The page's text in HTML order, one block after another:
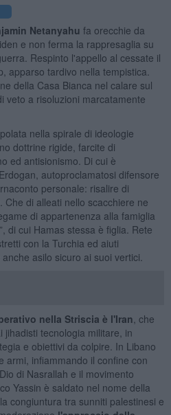
Netanyahu fa orecchie da
e non ferma la rappresaglia su
Respinto l'appello al cessate il
apparso tardivo nella tempistica.
della Casa Bianca nel calare sul
veto a risoluzioni marcatamente
nella spirale di ideologie
dottrine rigide, farcite di
ed antisionismo. Di cui è
autoproclamatosi difensore
personale: risalire di
. Che di alleati nello scacchiere ne
di appartenenza alla famiglia
di cui Hamas stessa è figlia. Rete
con la Turchia ed aiuti
asilo sicuro ai suoi vertici.
nella Striscia è l'Iran , che
tecnologia militare, in
e obiettivi da colpire. In Libano
armi, infiammando il confine con
di Nasrallah e il movimento
Yassin è saldato nel nome della
congiuntura tra sunniti palestinesi e